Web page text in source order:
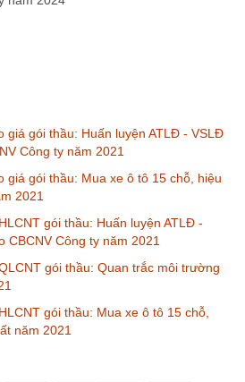
giá gói thầu: Huấn luyện ATLĐ - VSLĐ
Công ty năm 2021
giá gói thầu: Mua xe ô tô 15 chỗ, hiệu
2021
gói thầu: Huấn luyện ATLĐ -
CBCNV Công ty năm 2021
gói thầu: Quan trắc môi trường
gói thầu: Mua xe ô tô 15 chỗ,
năm 2021